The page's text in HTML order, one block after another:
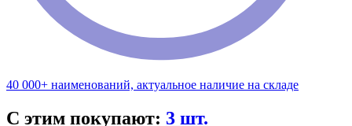
40 000+ наименований, актуальное наличие на складе
С этим покупают: 3 шт.